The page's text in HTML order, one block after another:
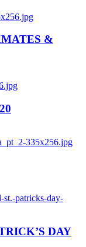
&
335x256.jpg
st.-patricks-day-
DAY